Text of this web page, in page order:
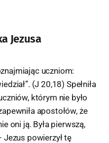
Jezusa
uczniom:
(J 20,18) Spełniła
którym nie było
apostołów, że
oni ją. Była pierwszą,
Jezus powierzył tę